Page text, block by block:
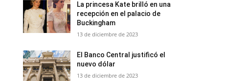
La princesa Kate brilló en una
recepción en el palacio de
Buckingham
13 de diciembre de 2023
El Banco Central justificó el
nuevo dólar
13 de diciembre de 2023